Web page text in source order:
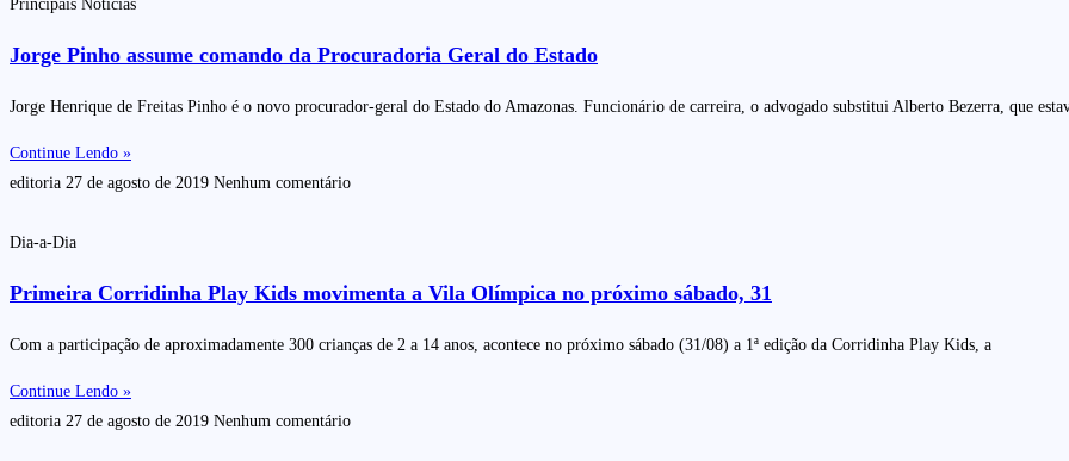
Principais Notícias
Jorge Pinho assume comando da Procuradoria Geral do Estado
Jorge Henrique de Freitas Pinho é o novo procurador-geral do Estado do Amazonas. Funcionário de carreira, o advogado substitui Alberto Bezerra, que
Continue Lendo »
editoria 27 de agosto de 2019 Nenhum comentário
Dia-a-Dia
Primeira Corridinha Play Kids movimenta a Vila Olímpica no próximo sábado, 31
Com a participação de aproximadamente 300 crianças de 2 a 14 anos, acontece no próximo sábado (31/08) a 1ª edição da Corridinha Play Kids, a
Continue Lendo »
editoria 27 de agosto de 2019 Nenhum comentário